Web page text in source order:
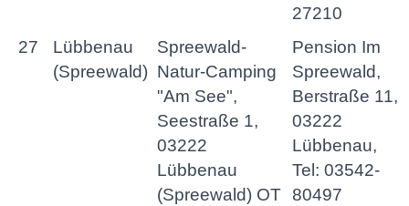
27210
27
Lübbenau
(Spreewald)
Spreewald-
Natur-Camping
"Am See",
Seestraße 1,
03222
Lübbenau
(Spreewald) OT
Pension Im
Spreewald,
Berstraße 11,
03222
Lübbenau,
Tel: 03542-
80497